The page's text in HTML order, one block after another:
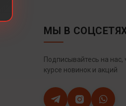
МЫ В
Подписывайтесь на нас,
курсе новинок и акций